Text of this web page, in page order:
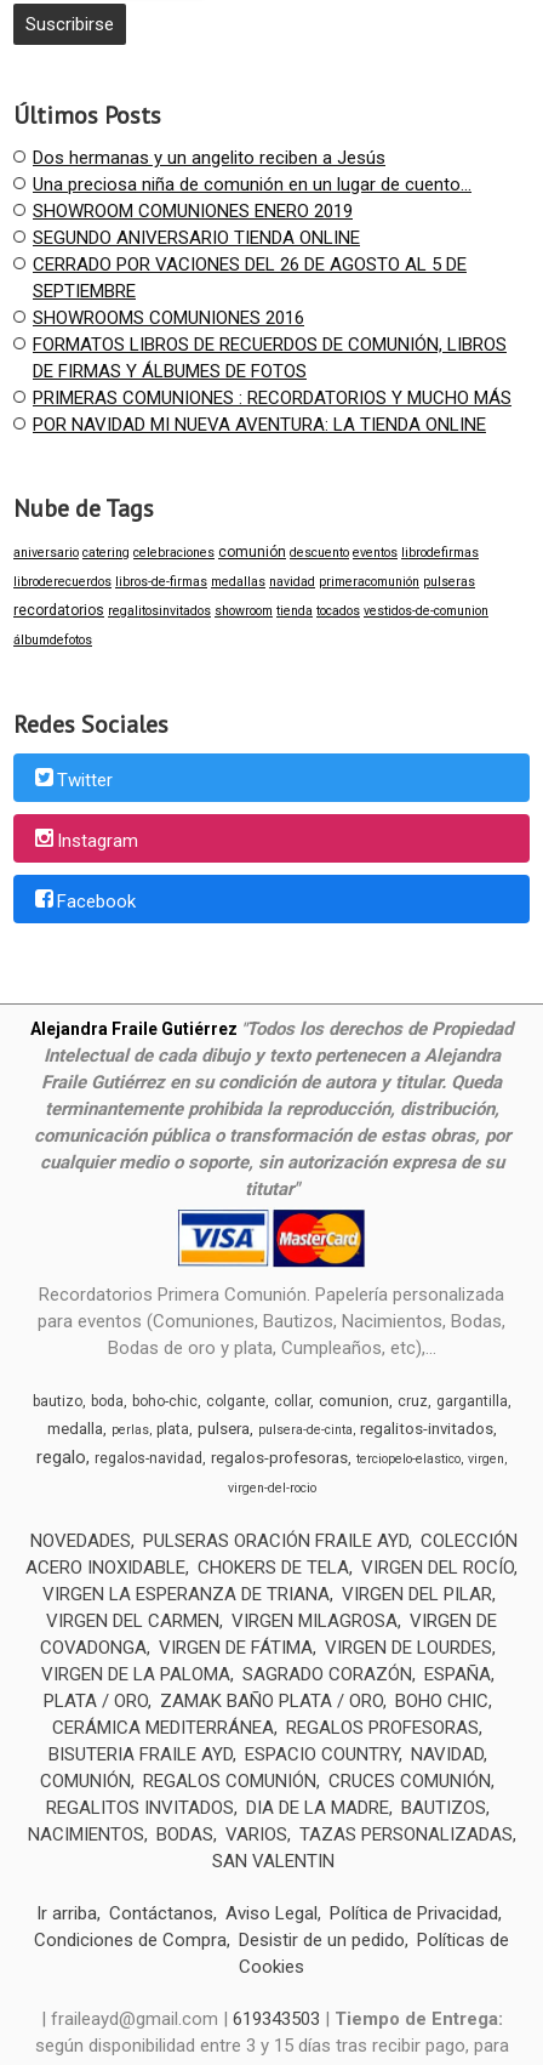
Últimos Posts
Dos hermanas y un angelito reciben a Jesús
Una preciosa niña de comunión en un lugar de cuento...
SHOWROOM COMUNIONES ENERO 2019
SEGUNDO ANIVERSARIO TIENDA ONLINE
CERRADO POR VACIONES DEL 26 DE AGOSTO AL 5 DE
SEPTIEMBRE
SHOWROOMS COMUNIONES 2016
FORMATOS LIBROS DE RECUERDOS DE COMUNIÓN, LIBROS
DE FIRMAS Y ÁLBUMES DE FOTOS
PRIMERAS COMUNIONES : RECORDATORIOS Y MUCHO MÁS
POR NAVIDAD MI NUEVA AVENTURA: LA TIENDA ONLINE
Nube de Tags
aniversario catering celebraciones comunión descuento eventos librodefirmas
libroderecuerdos libros-de-firmas medallas navidad primeracomunión pulseras
recordatorios regalitosinvitados showroom tienda tocados vestidos-de-comunion
álbumdefotos
Redes Sociales
Twitter
Instagram
Facebook
Alejandra Fraile Gutiérrez "Todos los derechos de Propiedad
Intelectual de cada dibujo y texto pertenecen a Alejandra
Fraile Gutiérrez en su condición de autora y titular. Queda
terminantemente prohibida la reproducción, distribución,
comunicación pública o transformación de estas obras, por
cualquier medio o soporte, sin autorización expresa de su
titutar"
Recordatorios Primera Comunión. Papelería personalizada
para eventos (Comuniones, Bautizos, Nacimientos, Bodas,
Bodas de oro y plata, Cumpleaños, etc),...
bautizo boda boho-chic colgante collar comunion cruz gargantilla
medalla perlas plata pulsera pulsera-de-cinta regalitos-invitados
regalo regalos-navidad regalos-profesoras terciopelo-elastico virgen
virgen-del-rocio
NOVEDADES PULSERAS ORACIÓN FRAILE AYD COLECCIÓN
ACERO INOXIDABLE CHOKERS DE TELA VIRGEN DEL ROCÍO
VIRGEN LA ESPERANZA DE TRIANA VIRGEN DEL PILAR
VIRGEN DEL CARMEN
VIRGEN MILAGROSA VIRGEN DE
COVADONGA VIRGEN DE FÁTIMA VIRGEN DE LOURDES
VIRGEN DE LA PALOMA SAGRADO CORAZÓN
ESPAÑA
PLATA / ORO
ZAMAK BAÑO PLATA / ORO BOHO CHIC
CERÁMICA MEDITERRÁNEA REGALOS PROFESORAS
BISUTERIA FRAILE AYD ESPACIO COUNTRY NAVIDAD
COMUNIÓN
REGALOS COMUNIÓN
CRUCES COMUNIÓN
REGALITOS INVITADOS
DIA DE LA MADRE BAUTIZOS
NACIMIENTOS
BODAS VARIOS
TAZAS PERSONALIZADAS
SAN VALENTIN
Ir arriba Contáctanos Aviso Legal
Política de Privacidad
Condiciones de Compra Desistir de un pedido
Políticas de
Cookies
| fraileayd@gmail.com | 619343503 | Tiempo de Entrega:
según disponibilidad entre 3 y 15 días tras recibir pago, para